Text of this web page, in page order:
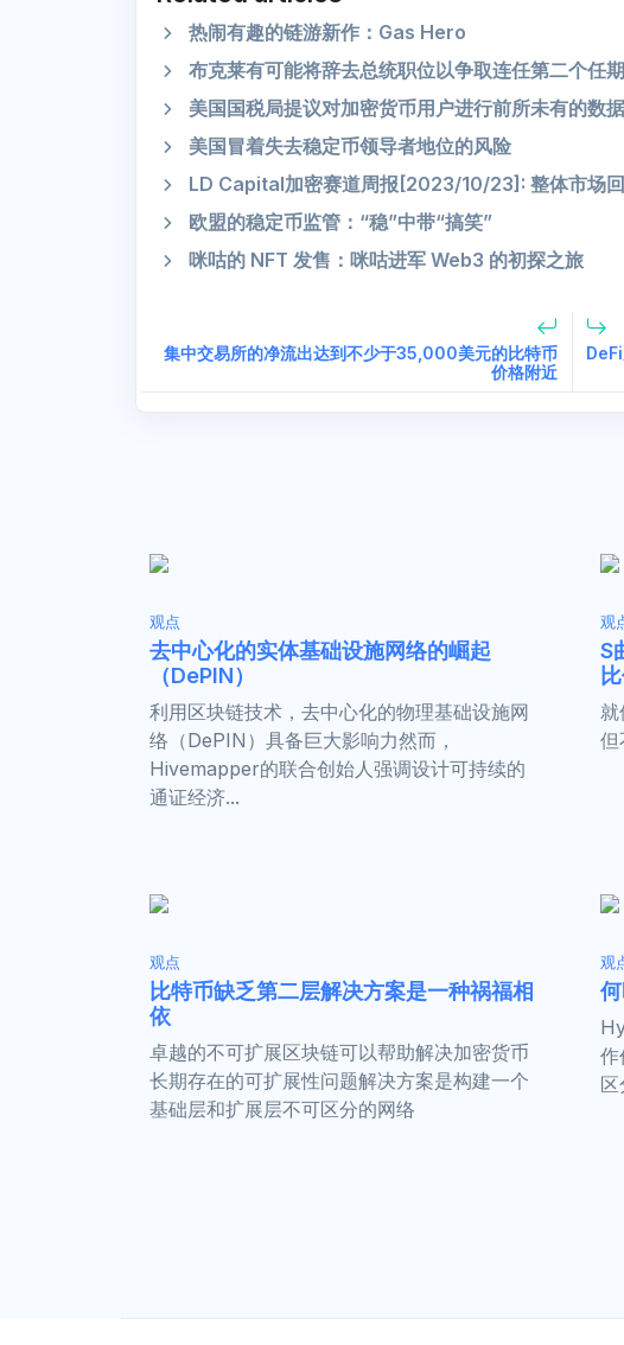
热闹有趣的链游新作：Gas Hero
布克莱有可能将辞去总统职位以争取连任第二个任期
美国国税局提议对加密货币用户进行前所未有的数
美国冒着失去稳定币领导者地位的风险
LD Capital加密赛道周报[2023/10/23]: 整体市场
欧盟的稳定币监管：“稳”中带“搞笑”
咪咕的 NFT 发售：咪咕进军 Web3 的初探之旅
集中交易所的净流出达到不少于35,000美元的比特币
价格附近
观点
去中心化的实体基础设施网络的崛起
（DePIN）
利用区块链技术，去中心化的物理基础设施网
络（DePIN）具备巨大影响力然而，
Hivemapper的联合创始人强调设计可持续的
通证经济...
观
S
就
但
观点
比特币缺乏第二层解决方案是一种祸福相
依
卓越的不可扩展区块链可以帮助解决加密货币
长期存在的可扩展性问题解决方案是构建一个
基础层和扩展层不可区分的网络
观
作